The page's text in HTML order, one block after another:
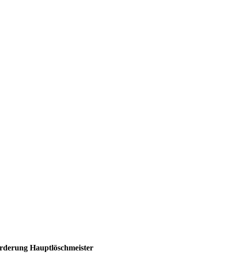
Hauptlöschmeister